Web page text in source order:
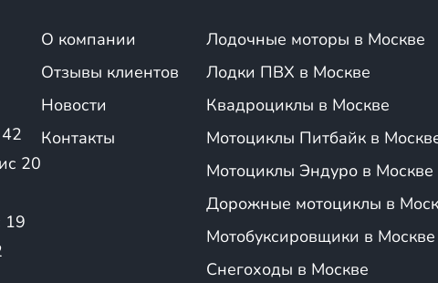
(утилитарники)
: предназначены для работы и
квадроциклы
: созданы для длительных поездок по сложным
любом покрытии;
: легкие и безопасные модели, которые подойдут для юных
каких целей вы планируете использовать технику. Если вам
на
работы или перевозки грузов,утилитарные квадроциклы
20
19
О компании
Отзывы клиентов
Новости
Контакты
Лодочные моторы в Москве
Лодки ПВХ в Москве
Квадроциклы в Москве
Мотоциклы Питбайк в
Мотоциклы Эндуро в Москве
Дорожные мотоциклы в
Мотобуксировщики в Москве
Снегоходы в Москве